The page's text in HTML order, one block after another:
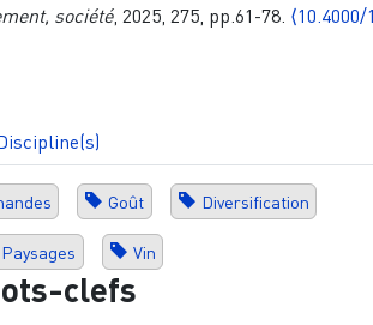
société, 2025, 275, pp.61-78. ⟨10.4000/
Goût Diversification
Paysages Vin
clefs